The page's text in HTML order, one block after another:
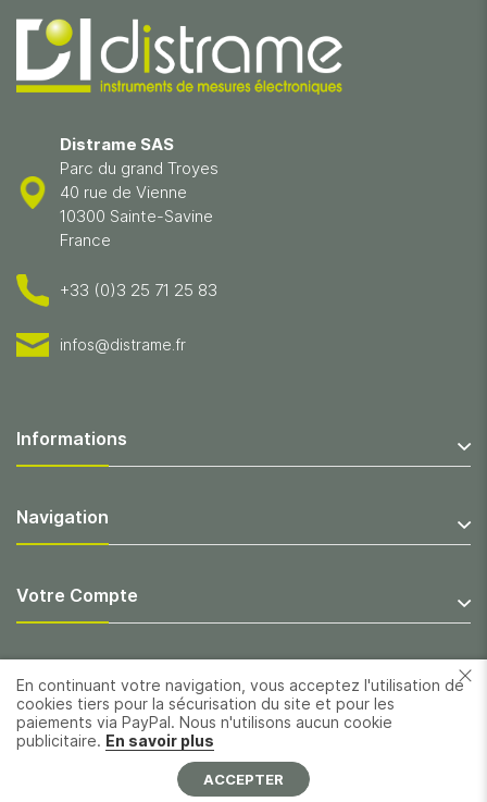
En continuant votre navigation, vous acceptez l'utilisation de
cookies tiers pour la sécurisation du site et pour les
paiements via PayPal. Nous n'utilisons aucun cookie
publicitaire. En savoir plus
ACCEPTER
Distrame SAS
Parc du grand Troyes
40 rue de Vienne
10300 Sainte-Savine
France
+33 (0)3 25 71 25 83
infos@distrame.fr
Informations
Navigation
Votre Compte